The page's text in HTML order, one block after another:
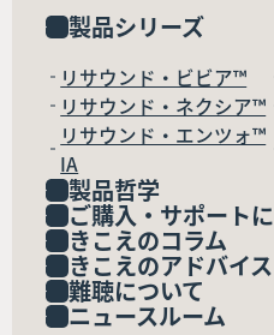
製品シリーズ
リサウンド・ビビア™
リサウンド・ネクシア™
リサウンド・エンツォ™
IA
製品哲学
ご購入・サポート
きこえのコラム
きこえのアドバイス
難聴について
ニュースルーム